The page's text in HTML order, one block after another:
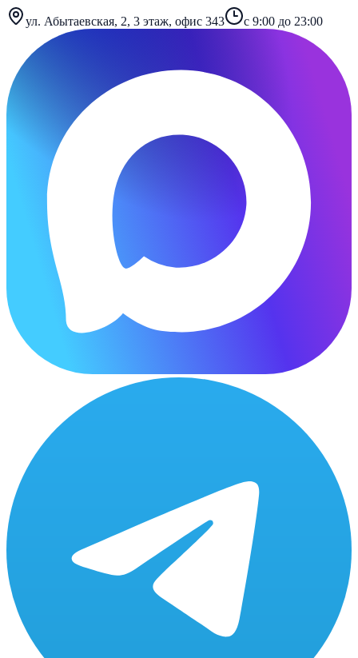
ул. Абытаевская, 2, 3 этаж, офис 343 с 9:00 до 23:00